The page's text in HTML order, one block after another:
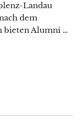
Landau
dem
bieten Alumni …